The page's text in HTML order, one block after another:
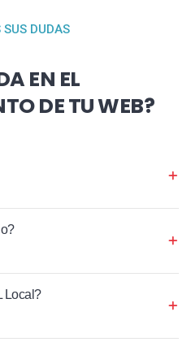
SUS DUDAS
EN EL
DE TU WEB?
Local?